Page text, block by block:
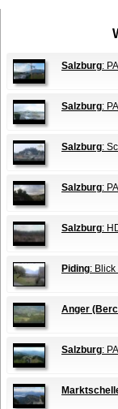
Salzburg:
Salzburg:
Salzburg:
Salzburg:
Salzburg:
Piding:
Anger
Salzburg: